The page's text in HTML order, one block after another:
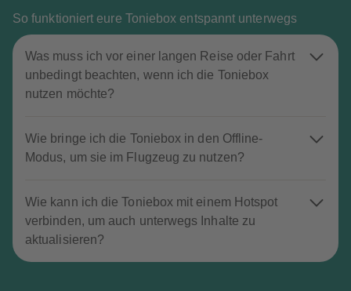
So funktioniert eure Toniebox entspannt unterwegs
Was muss ich vor einer langen Reise oder Fahrt
unbedingt beachten, wenn ich die Toniebox
nutzen möchte?
Wie bringe ich die Toniebox in den Offline-
Modus, um sie im Flugzeug zu nutzen?
Wie kann ich die Toniebox mit einem Hotspot
verbinden, um auch unterwegs Inhalte zu
aktualisieren?